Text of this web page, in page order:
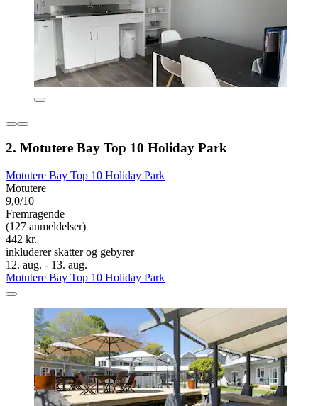
2. Motutere Bay Top 10 Holiday Park
Motutere Bay Top 10 Holiday Park
Motutere
9,0/10
Fremragende
(127 anmeldelser)
442 kr.
inkluderer skatter og gebyrer
12. aug. - 13. aug.
Motutere Bay Top 10 Holiday Park